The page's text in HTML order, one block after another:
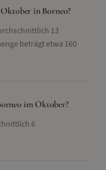
in Borneo?
13
beträgt etwa 160
im Oktober?
6